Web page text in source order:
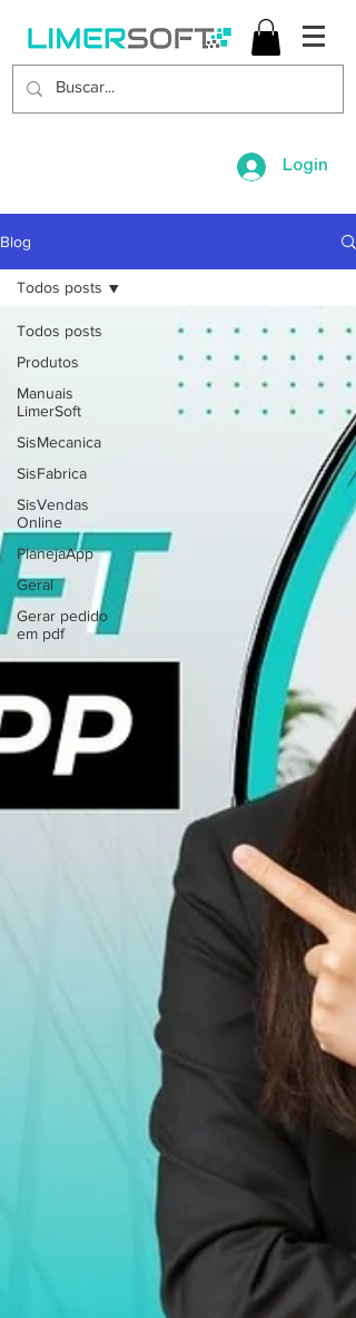
Login
Blog
Todos posts
Produtos
Manuais
LimerSoft
SisMecanica
SisFabrica
SisVendas
Online
PlanejaApp
Geral
Gerar pedido
em pdf
Todos posts